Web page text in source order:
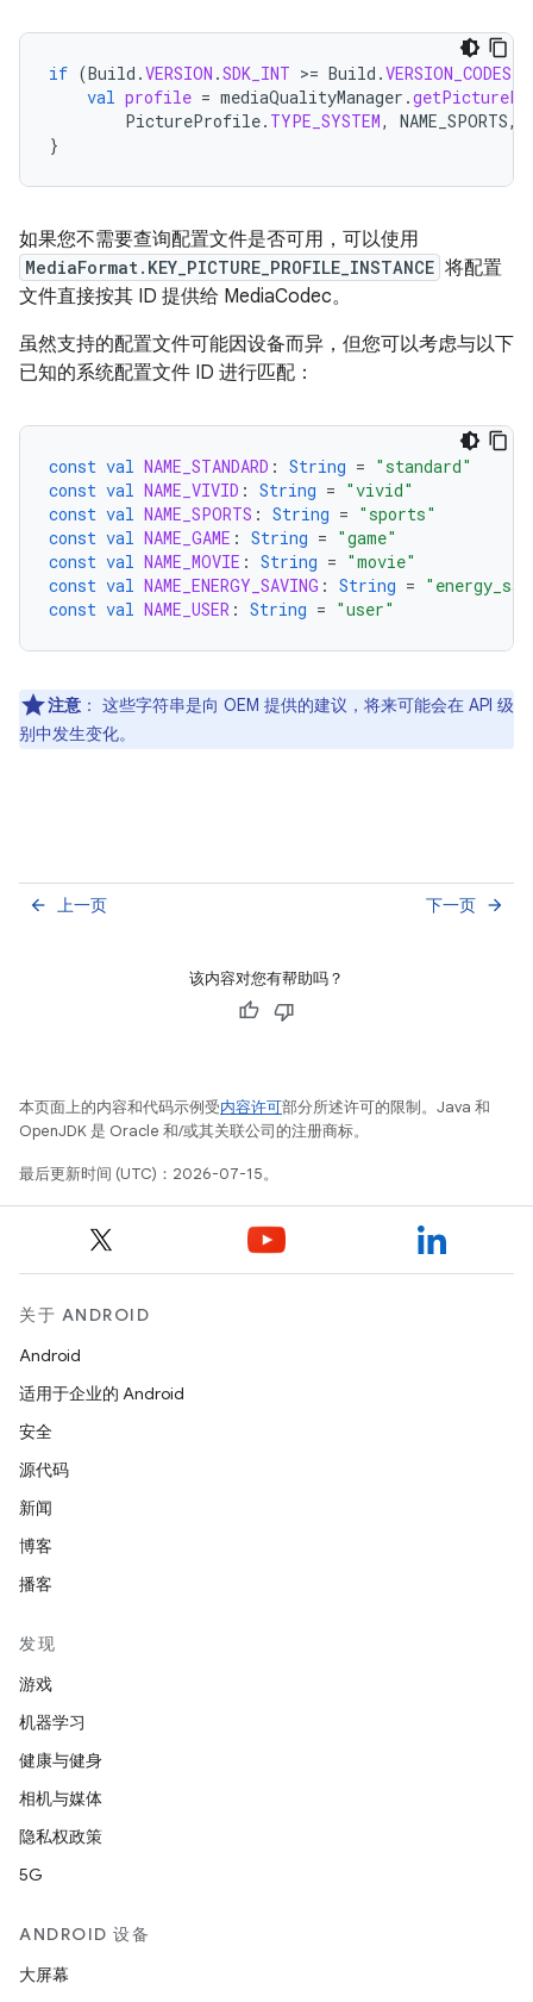
if (Build .VERSION .SDK_INT >= Build .VERSION_CODES
val profile = mediaQualityManager .
PictureProfile. TYPE_SYSTEM, NAME_SPORTS,
}
如果您不需要查询配置文件是否可用，可以使用
MediaFormat.KEY_PICTURE_PROFILE_INSTANCE 将配置
文件直接按其 ID 提供给 MediaCodec。
虽然支持的配置文件可能因设备而异，但您可以考虑与以下
已知的系统配置文件 ID 进行匹配：
const val NAME_STANDARD : String = "standard"
const val NAME_VIVID : String = "vivid"
const val NAME_SPORTS : String = "sports"
const val NAME_GAME : String = "game"
const val NAME_MOVIE : String = "movie"
const val NAME_ENERGY_SAVING : String =
const val NAME_USER : String = "user"
注意 ： 这些字符串是向 OEM 提供的建议，将来可能会在 API 级
别中发生变化。
上一页
arrow_back 下一页 arrow_forward
该内容对您有帮助吗？
本页面上的内容和代码示例受内容许可部分所述许可的限制。Java 和
OpenJDK 是 Oracle 和/或其关联公司的注册商标。
最后更新时间 (UTC)：2026-07-15。
关于 ANDROID
Android
适用于企业的 Android
安全
源代码
新闻
博客
播客
发现
游戏
机器学习
健康与健身
相机与媒体
隐私权政策
5G
ANDROID 设备
大屏幕